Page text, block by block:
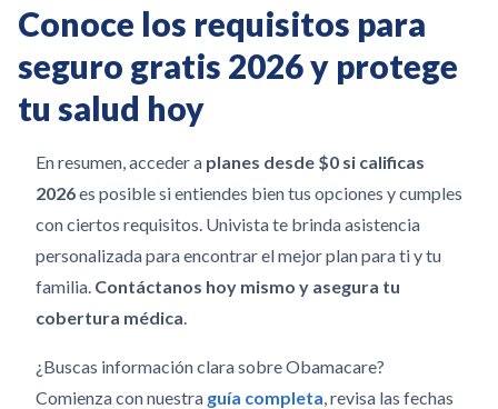
Conoce los requisitos para
seguro gratis 2026 y protege
tu salud hoy
En resumen, acceder a planes desde $0 si calificas
2026es posible si entiendes bien tus opciones y cumples
con ciertos requisitos. Univista te brinda asistencia
personalizada para encontrar el mejor plan para ti y tu
familia. Contáctanos hoy mismo y asegura tu
cobertura médica.
¿Buscas información clara sobre Obamacare?
Comienza con nuestra guía completa, revisa las fechas